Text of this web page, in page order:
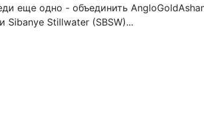
еще одно - объединить
Sibanye Stillwater (SBSW)...